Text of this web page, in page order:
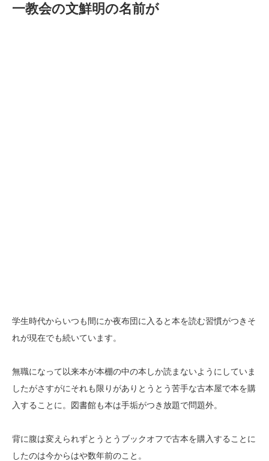
一教会の文鮮明の名前が
学生時代からいつも間にか夜布団に入ると本を読む習慣がつきそ
れが現在でも続いています。
無職になって以来本が本棚の中の本しか読まないようにしていま
したがさすがにそれも限りがありとうとう苦手な古本屋で本を購
入することに。図書館も本は手垢がつき放題で問題外。
背に腹は変えられずとうとうブックオフで古本を購入することに
したのは今からはや数年前のこと。